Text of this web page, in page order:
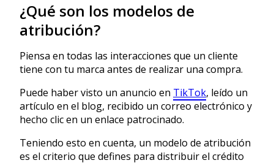
¿Qué son los modelos de
atribución?
Piensa en todas las interacciones que un cliente
tiene con tu marca antes de realizar una compra.
Puede haber visto un anuncio en TikTok, leído un
artículo en el blog, recibido un correo electrónico y
hecho clic en un enlace patrocinado.
Teniendo esto en cuenta, un modelo de atribución
es el criterio que defines para distribuir el crédito